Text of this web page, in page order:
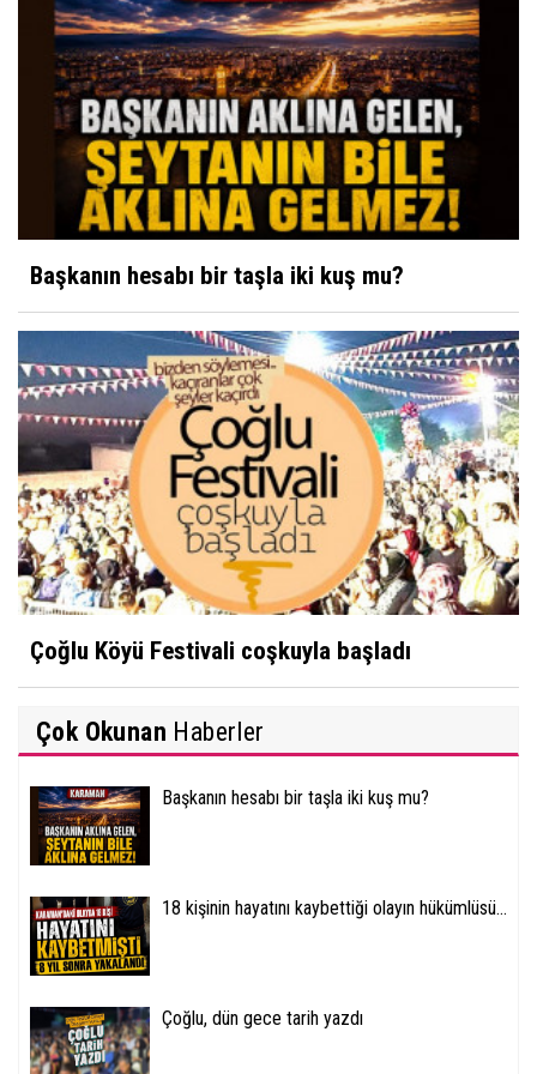
Başkanın hesabı bir taşla iki kuş mu?
Çoğlu Köyü Festivali coşkuyla başladı
Çok Okunan Haberler
Başkanın hesabı bir taşla iki kuş mu?
18 kişinin hayatını kaybettiği olayın hükümlüsü...
Çoğlu, dün gece tarih yazdı